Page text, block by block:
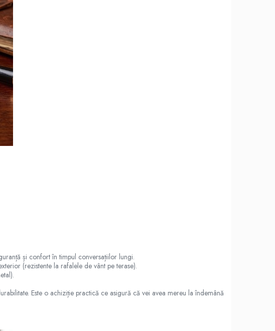
și confort în timpul conversațiilor lungi.
(rezistente la rafalele de vânt pe terase).
Este o achiziție practică ce asigură că vei avea mereu la îndemână